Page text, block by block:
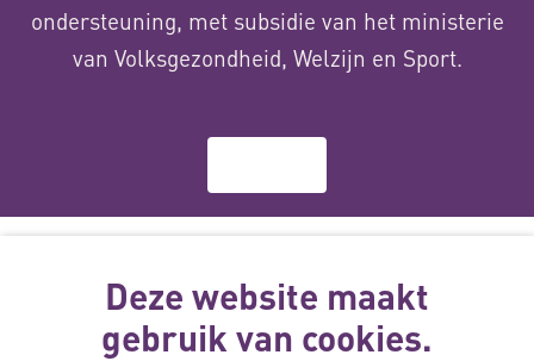
ondersteuning, met subsidie van het ministerie
van Volksgezondheid, Welzijn en Sport.
wordt gemaakt
met subsidie
van
Deze website maakt
gebruik van cookies.